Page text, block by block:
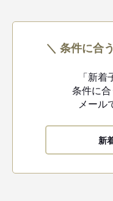
＼ 条件に合
「新着
条件に合
メール
新